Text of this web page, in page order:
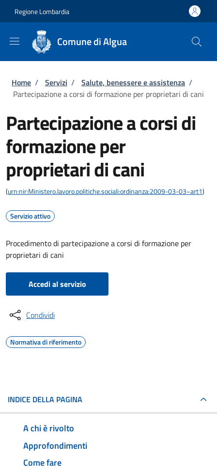
Regione Lombardia
Comune di Algua
Briciole di pane
Home / Servizi / Salute, benessere e assistenza /
Partecipazione a corsi di formazione per proprietari di cani
Partecipazione a corsi di
formazione per
proprietari di cani
(urn:nir:Ministero.lavoro.politiche.sociali:ordinanza:2009-03-03~art1)
Servizio attivo
Procedimento di partecipazione a corsi di formazione per
proprietari di cani
Accedi al servizio
Condividi
Normativa di riferimento
INDICE DELLA PAGINA
A chi è rivolto
Approfondimenti
Come fare